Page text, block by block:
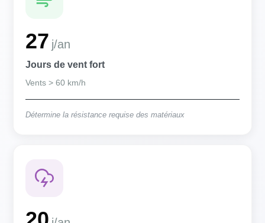
27 j/an
Jours de vent fort
Vents > 60 km/h
Détermine la résistance requise des matériaux